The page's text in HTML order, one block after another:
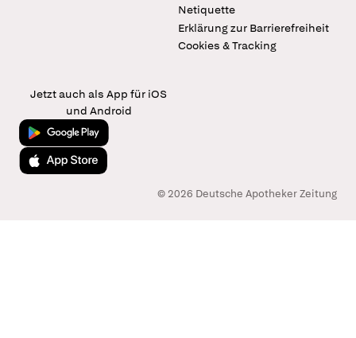
Netiquette
Erklärung zur Barrierefreiheit
Cookies & Tracking
Jetzt auch als App für iOS
und Android
Jetzt bei Google Play
Laden im App Store
© 2026 Deutsche Apotheker Zeitung